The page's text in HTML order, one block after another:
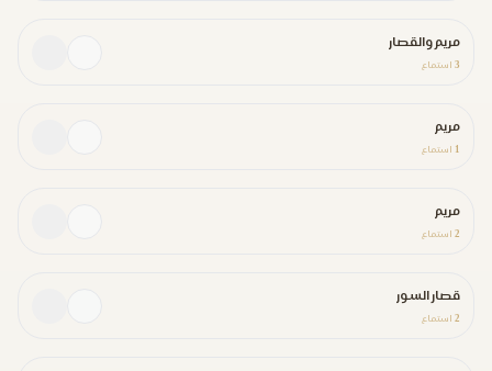
مريم والقصار
3 استماع
مريم
1 استماع
مريم
2 استماع
قصار السور
2 استماع